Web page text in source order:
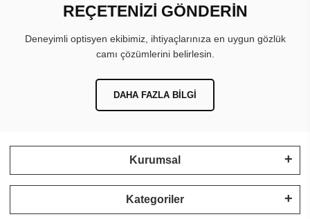
REÇETENİZİ GÖNDERİN
Deneyimli optisyen ekibimiz, ihtiyaçlarınıza en uygun gözlük
camı çözümlerini belirlesin.
DAHA FAZLA BILGI
Kurumsal
Kategoriler